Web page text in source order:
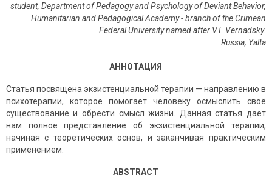
student, Department of Pedagogy and Psychology of Deviant Behavior,
Humanitarian and Pedagogical Academy - branch of the Crimean
Federal University named after V.I. Vernadsky.
Russia, Yalta
АННОТАЦИЯ
Статья посвящена экзистенциальной терапии — направлению в
психотерапии, которое помогает человеку осмыслить своё
существование и обрести смысл жизни. Данная статья даёт
нам полное представление об экзистенциальной терапии,
начиная с теоретических основ, и заканчивая практическим
применением.
ABSTRACT